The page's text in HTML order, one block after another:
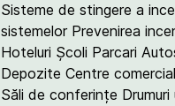
Sisteme de stingere a
sistemelor Prevenirea
Hoteluri Școli Parcari
Depozite Centre
Săli de conferințe